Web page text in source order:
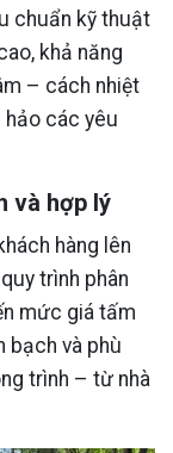
chuẩn kỹ thuật
khả năng
– cách nhiệt
hảo các yêu
và hợp lý
hàng lên
trình phân
mức giá tấm
bạch và phù
trình – từ nhà